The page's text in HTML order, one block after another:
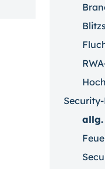
allg.